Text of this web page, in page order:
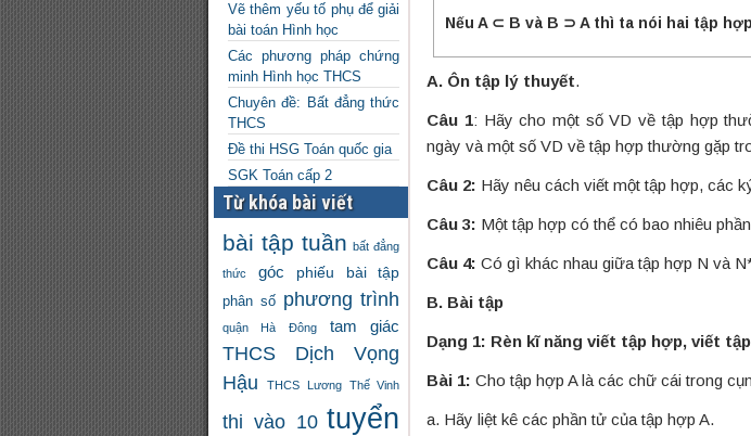
Vẽ thêm yếu tố phụ để giải
bài toán Hình học
Các phương pháp chứng
minh Hình học THCS
Chuyên đề: Bất đẳng thức
THCS
Đề thi HSG Toán quốc gia
SGK Toán cấp 2
Từ khóa bài viết
bài tập tuần bất đẳng
thức góc phiếu bài tập
phân số phương trình
quận Hà Đông tam giác
THCS Dịch Vọng
Hậu
THCS Lương Thế Vinh
thi vào 10 tuyển
Nếu A ⊂ B và B ⊃ A thì ta nói hai tập
A. Ôn tập lý thuyết.
Câu 1: Hãy cho một số VD về tập hợp
ngày và một số VD về tập hợp thường gặp
Câu 2: Hãy nêu cách viết một tập hợp, các
Câu 3: Một tập hợp có thể có bao nhiêu
Câu 4: Có gì khác nhau giữa tập hợp N và
B. Bài tập
Dạng 1: Rèn kĩ năng viết tập hợp, viết
Bài 1: Cho tập hợp A là các chữ cái trong
a. Hãy liệt kê các phần tử của tập hợp A.